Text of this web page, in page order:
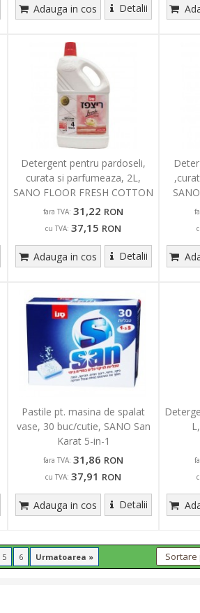
Adauga in cos Detalii
Detergent pentru pardoseli,
curata si parfumeaza, 2L,
SANO FLOOR FRESH COTTON
fara TVA: 31,22 RON
cu TVA: 37,15 RON
Adauga in cos Detalii
Pastile pt. masina de spalat
vase, 30 buc/cutie, SANO San
Karat 5-in-1
fara TVA: 31,86 RON
cu TVA: 37,91 RON
Adauga in cos Detalii
5 6 Urmatoarea »